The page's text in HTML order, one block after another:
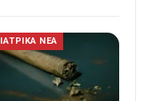
ΙΑΤΡΙΚΑ ΝΕΑ